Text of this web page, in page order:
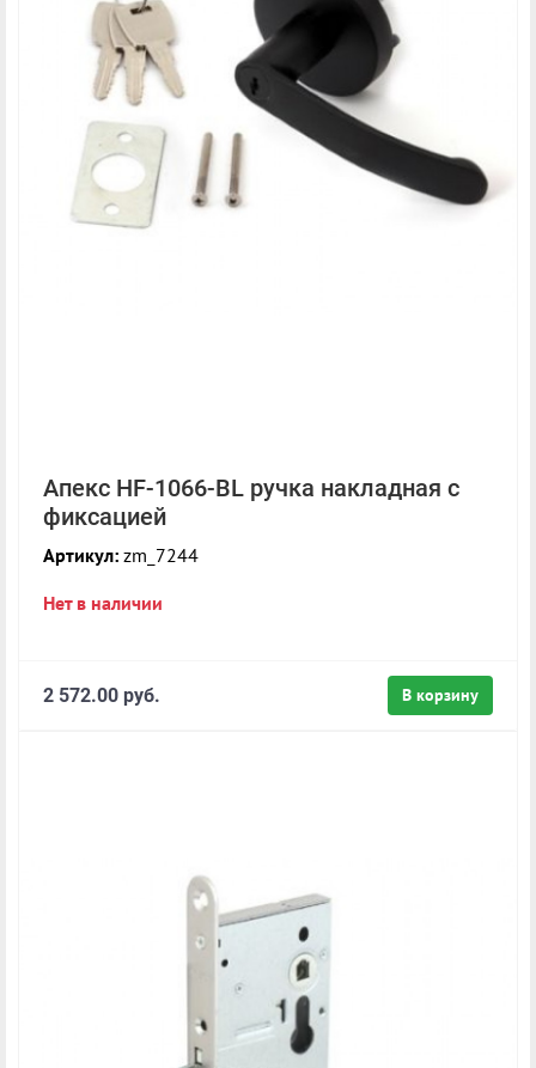
Апекс HF-1066-BL ручка накладная с
фиксацией
Артикул: zm_7244
Нет в наличии
В корзину
2 572.00 руб.